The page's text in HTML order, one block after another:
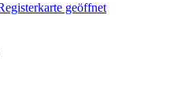
geöffnet